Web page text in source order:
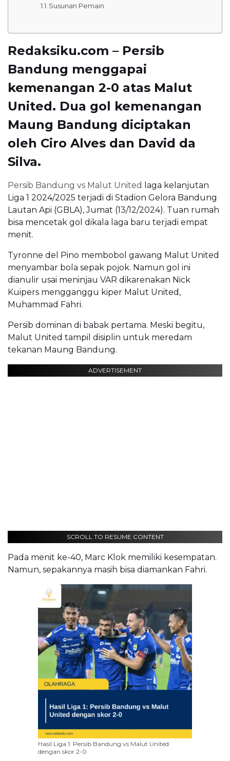
Susunan Pemain
Redaksiku.com – Persib
Bandung menggapai
kemenangan 2-0 atas Malut
United. Dua gol kemenangan
Maung Bandung diciptakan
oleh Ciro Alves dan David da
Silva.
Persib Bandung vs Malut United
laga kelanjutan
Liga 1 2024/2025 terjadi di Stadion Gelora Bandung
Lautan Api (GBLA), Jumat (13/12/2024). Tuan rumah
bisa mencetak gol dikala laga baru terjadi empat
menit.
Tyronne del Pino membobol gawang Malut United
menyambar bola sepak pojok. Namun gol ini
dianulir usai meninjau VAR dikarenakan Nick
Kuipers mengganggu kiper Malut United,
Muhammad Fahri.
Persib dominan di babak pertama. Meski begitu,
Malut United tampil disiplin untuk meredam
tekanan Maung Bandung.
ADVERTISEMENT
SCROLL TO RESUME CONTENT
Pada menit ke-40, Marc Klok memiliki kesempatan.
Namun, sepakannya masih bisa diamankan Fahri.
Hasil Liga 1: Persib Bandung vs Malut United
dengan skor 2-0